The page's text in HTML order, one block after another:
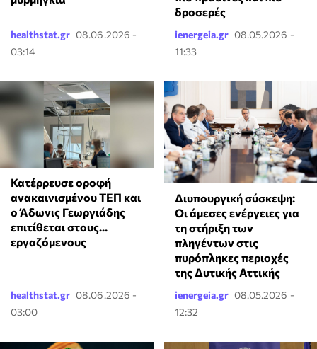
healthstat.gr 08.06.2026 -
03:14
δροσερές
ienergeia.gr 08.05.2026 -
11:33
Κατέρρευσε οροφή
ανακαινισμένου ΤΕΠ και
ο Άδωνις Γεωργιάδης
επιτίθεται στους...
εργαζόμενους
healthstat.gr 08.06.2026 -
03:00
Διυπουργική σύσκεψη:
Οι άμεσες ενέργειες για
τη στήριξη των
πληγέντων στις
πυρόπληκες περιοχές
της Δυτικής Αττικής
ienergeia.gr 08.05.2026 -
12:32